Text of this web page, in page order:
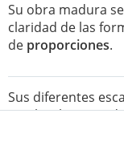
Su obra madura
claridad de las
de proporciones.
Sus diferentes
resaltar la ﬁgura